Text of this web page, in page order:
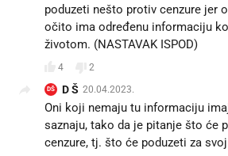
poduzeti nešto protiv cenzure jer
očito ima određenu informaciju
životom. (NASTAVAK ISPOD)
4 2
DŠ D Š 20.04.2023.
Oni koji nemaju tu informaciju
saznaju, tako da je pitanje što će
cenzure, tj. što će poduzeti za